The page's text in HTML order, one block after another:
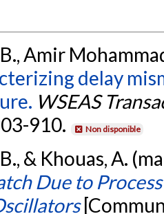
Amir
delay
WSEAS
910. Non disponible
& Khouas, A.
Due to